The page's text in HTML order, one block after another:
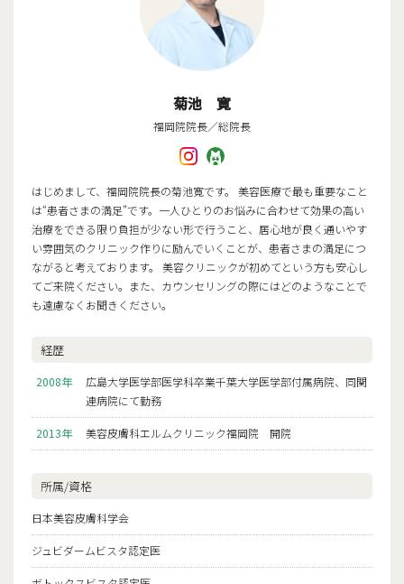
菊池 寛
福岡院院長／総院長
はじめまして、福岡院院長の菊池寛です。 美容医療で最も重要なこと
は“患者さまの満足”です。一人ひとりのお悩みに合わせて効果の高い
治療をできる限り負担が少ない形で行うこと、居心地が良く通いやす
い雰囲気のクリニック作りに励んでいくことが、患者さまの満足につ
ながると考えております。 美容クリニックが初めてという方も安心し
てご来院ください。また、カウンセリングの際にはどのようなことで
も遠慮なくお聞きください。
経歴
2008年
広島大学医学部医学科卒業千葉大学医学部付属病院、同関
連病院にて勤務
2013年 美容皮膚科エルムクリニック福岡院 開院
所属/資格
日本美容皮膚科学会
ジュビダームビスタ認定医